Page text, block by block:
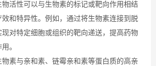
活性可以与生物素的标记或靶向作用相结
和特异性。例如，通过将生物素连接到脱
对特定细胞或组织的靶向递送，提高药物
。
物素与亲和素、链霉亲和素等蛋白质的高亲